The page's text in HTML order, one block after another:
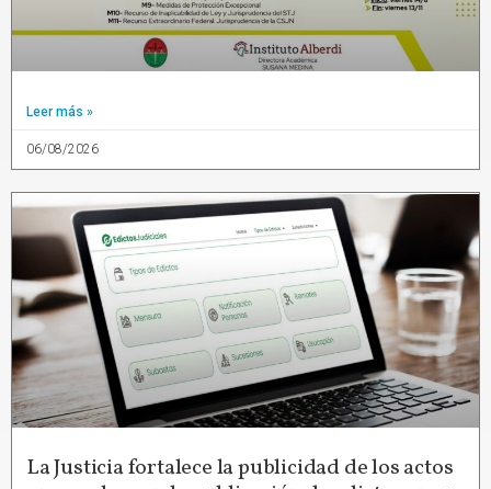
Leer más »
06/08/2026
La Justicia fortalece la publicidad de los actos